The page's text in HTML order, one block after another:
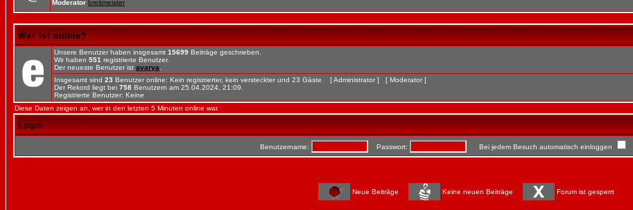
Moderator breitmeister
Wer ist online?
Unsere Benutzer haben insgesamt 15699 Beiträge geschrieben.
Wir haben 551 registrierte Benutzer.
Der neueste Benutzer ist avarya
Insgesamt sind 23 Benutzer online: Kein registrierter, kein versteckter und 23 Gäste. [Administrator ] [ Moderator ]
Der Rekord liegt bei 758 Benutzern am 25.04.2024, 21:09.
Registrierte Benutzer: Keine
Diese Daten zeigen an, wer in den letzten 5 Minuten online war.
Login
Benutzername: Passwort: Bei jedem Besuch automatisch einloggen
Neue Beiträge Keine neuen Beiträge Forum ist gesperrt